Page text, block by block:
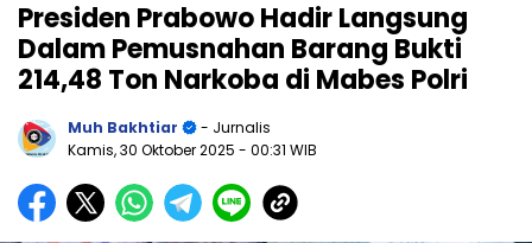
Presiden Prabowo Hadir Langsung
Dalam Pemusnahan Barang Bukti
214,48 Ton Narkoba di Mabes Polri
Muh Bakhtiar
- Jurnalis
Kamis, 30 Oktober 2025 - 00:31 WIB